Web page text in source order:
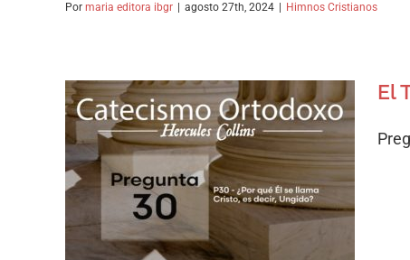
Por maria editora ibgr agosto 27th, 2024 Himnos Cristianos
El Triple Oficio del Señor
Jesucristo
Catecismo Ortodoxo
El